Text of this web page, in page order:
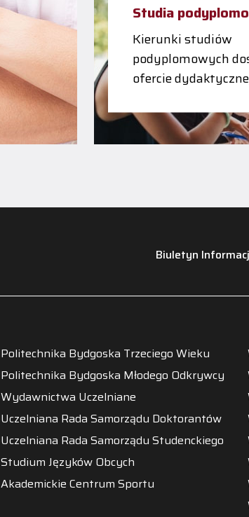
Studia
Kierunki studiów
podyplomowych
ofercie
Biuletyn
Politechnika Bydgoska Trzeciego Wieku
Politechnika Bydgoska Młodego Odkrywcy
Wydawnictwa Uczelniane
Uczelniana Rada Samorządu Doktorantów
Uczelniana Rada Samorządu Studenckiego
Studium Języków Obcych
Akademickie Centrum Sportu